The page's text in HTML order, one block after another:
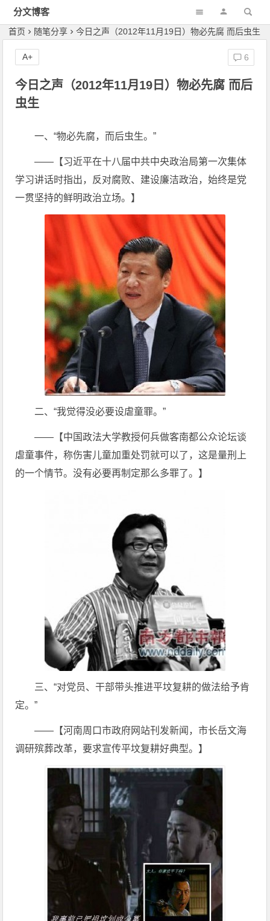
分文博客
首页 随笔分享 今日之声（2012年11月19日）物必先腐 而后虫生
今日之声（2012年11月19日）物必先腐 而后
虫生
6
A+
一、“物必先腐，而后虫生。”
——【习近平在十八届中共中央政治局第一次集体
学习讲话时指出，反对腐败、建设廉洁政治，始终是党
一贯坚持的鲜明政治立场。】
二、“我觉得没必要设虐童罪。”
——【中国政法大学教授何兵做客南都公众论坛谈
虐童事件，称伤害儿童加重处罚就可以了，这是量刑上
的一个情节。没有必要再制定那么多罪了。】
三、“对党员、干部带头推进平坟复耕的做法给予肯
定。”
——【河南周口市政府网站刊发新闻，市长岳文海
调研殡葬改革，要求宣传平坟复耕好典型。】